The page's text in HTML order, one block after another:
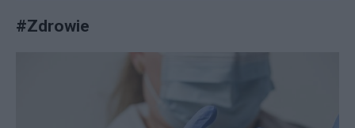
#Zdrowie